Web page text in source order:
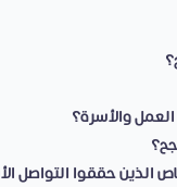
والأسرة؟
حققوا التواصل